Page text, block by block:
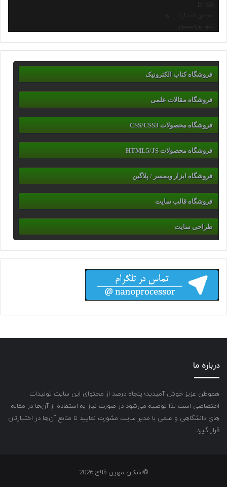
انجمن استارتاپ ها
نانو پروسسور
فروشگاه کتاب الکترونیک
فروشگاه مقالات علمی
فروشگاه محصولات CSS/CSS3
فروشگاه محصولات HTML5/JS
فروشگاه ابزار وبمسر / پلاگین
فروشگاه قالب سایت
طراحی سایت
درباره ما
هموطن عزیز خوش آمیدید؛ پنجاه درصد از محتوای این سایت تولیدات
اختصاصی است لذا توصیه می‌شود در صورت نیاز به استفاده از آن‌ها در مقاله
های دانشگاهی و علمی با مدیر سایت مشورت نمایید تا منابع آن‌ها در اختیارتان
قرار گیرد.
©اشکان مهین فلاح 2026